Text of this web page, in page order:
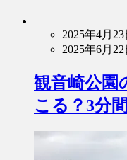
2025年4月23
2025年6月22
観音崎公園
こる？3分